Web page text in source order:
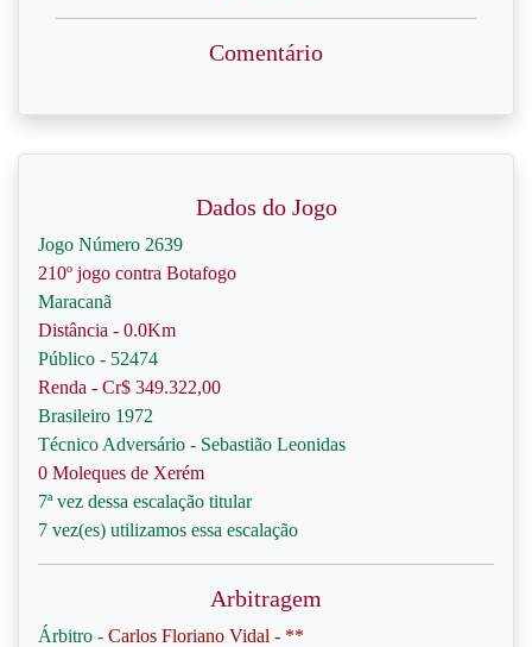
Comentário
Dados do Jogo
Jogo Número 2639
210º jogo contra Botafogo
Maracanã
Distância - 0.0Km
Público - 52474
Renda - Cr$ 349.322,00
Brasileiro 1972
Técnico Adversário - Sebastião Leonidas
0 Moleques de Xerém
7ª vez dessa escalação titular
7 vez(es) utilizamos essa escalação
Arbitragem
Árbitro - Carlos Floriano Vidal - **